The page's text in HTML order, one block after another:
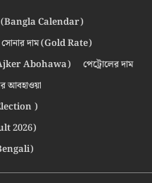
(Bangla Calendar)
সোনার দাম (Gold Rate)
Abohawa)
পেট্রোলের দাম
আবহাওয়া
)
2026)